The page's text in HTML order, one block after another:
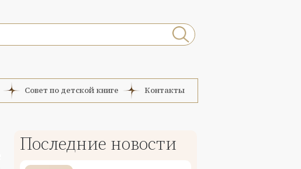
Совет по детской книге Контакты
Последние новости